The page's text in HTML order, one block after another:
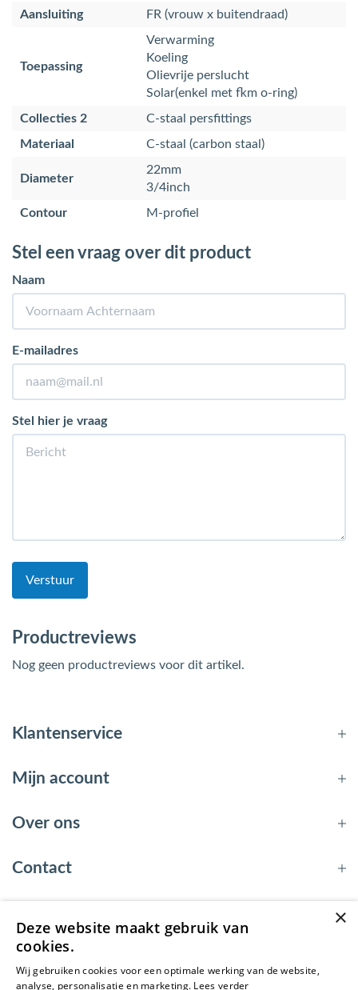
Aansluiting
FR (vrouw x buitendraad)
Toepassing
Verwarming
Koeling
Olievrije perslucht
Solar(enkel met fkm o-ring)
Collecties 2
C-staal persfittings
Materiaal
C-staal (carbon staal)
Diameter
22mm
3/4inch
Contour
M-profiel
Stel een vraag over dit product
Naam
E-mailadres
Stel hier je vraag
Verstuur
Productreviews
Nog geen productreviews voor dit artikel.
Klantenservice
Mijn account
Over ons
Contact
© 2026 - EnergyBy
×
Deze website maakt gebruik van
cookies.
Wij gebruiken cookies voor een optimale werking van de website,
analyse, personalisatie en marketing. Lees verder